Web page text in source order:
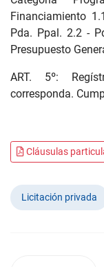
Financiamiento
Pda. Ppal. 2.2 -
Presupuesto
ART. 5º:
corresponda.
Cláusulas
Licitación privada